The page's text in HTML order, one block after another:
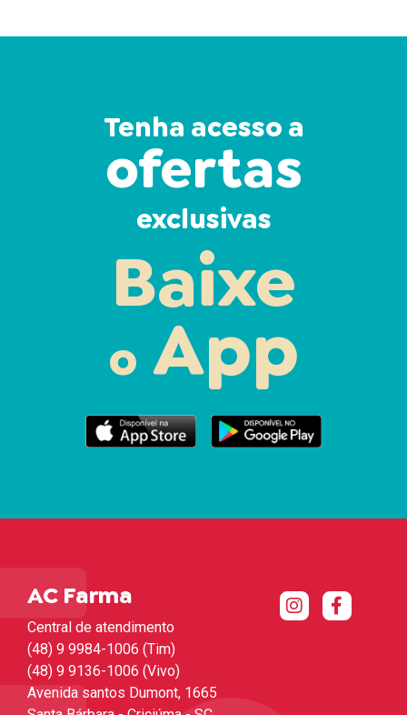
Tenha acesso a
ofertas
exclusivas
Baixe
o App
AC Farma
Central de atendimento
(48) 9 9984-1006 (Tim)
(48) 9 9136-1006 (Vivo)
Avenida santos Dumont, 1665